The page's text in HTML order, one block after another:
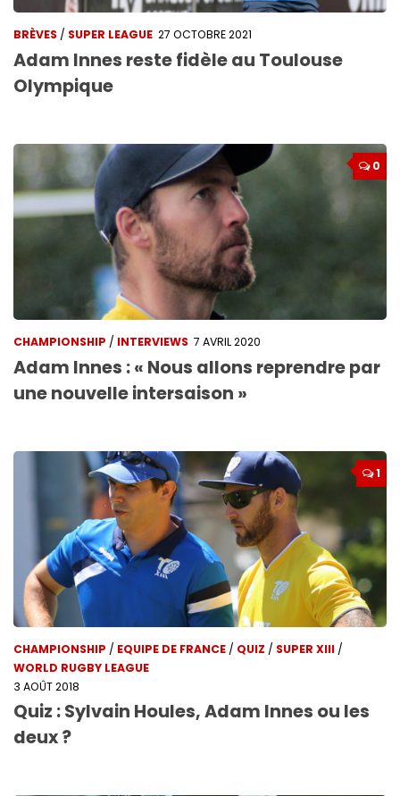
BRÈVES / SUPER LEAGUE 27 OCTOBRE 2021
Adam Innes reste fidèle au Toulouse
Olympique
0
CHAMPIONSHIP / INTERVIEWS 7 AVRIL 2020
Adam Innes : « Nous allons reprendre par
une nouvelle intersaison »
1
CHAMPIONSHIP / EQUIPE DE FRANCE / QUIZ / SUPER XIII /
WORLD RUGBY LEAGUE
3 AOÛT 2018
Quiz : Sylvain Houles, Adam Innes ou les
deux ?